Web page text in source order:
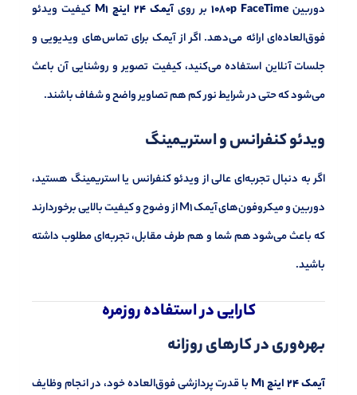
دوربین 1080p FaceTime بر روی آیمک 24 اینچ M1
کیفیت ویدئو
فوق‌العاده‌ای ارائه می‌دهد. اگر از آیمک برای تماس‌های ویدیویی و
جلسات آنلاین استفاده می‌کنید، کیفیت تصویر و روشنایی آن باعث
می‌شود که حتی در شرایط نور کم هم تصاویر واضح و شفاف باشند.
ویدئو کنفرانس و استریمینگ
اگر به دنبال تجربه‌ای عالی از ویدئو کنفرانس یا استریمینگ هستید،
دوربین و میکروفون‌های آیمک M1 از وضوح و کیفیت بالایی برخوردارند
که باعث می‌شود هم شما و هم طرف مقابل، تجربه‌ای مطلوب داشته
باشید.
کارایی در استفاده روزمره
بهره‌وری در کارهای روزانه
آیمک 24 اینچ M1
با قدرت پردازشی فوق‌العاده خود، در انجام وظایف